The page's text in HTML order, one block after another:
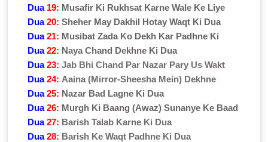
Dua 19: Musafir Ki Rukhsat Karne Wale Ke Liye
Dua 20: Sheher May Dakhil Hotay Waqt Ki Dua
Dua 21: Musibat Zada Ko Dekh Kar Padhne Ki
Dua 22: Naya Chand Dekhne Ki Dua
Dua 23: Jab Bhi Chand Par Nazar Pary Us Wakt
Dua24: Aaina (Mirror-Sheesha Mein) Dekhne
Dua 25: Nazar Bad Lagne Ki Dua
Dua 26: Murgh Ki Baang (Awaz) Sunanye Ke Baad
Dua 27: Barish Talab Karne Ki Dua
Dua 28: Barish Ke Waqt Padhne Ki Dua